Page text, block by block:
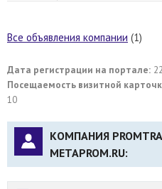
Все объявления компании (1)
Дата регистрации на портале:
Посещаемость визитной
10
КОМПАНИЯ
METAPROM.RU: